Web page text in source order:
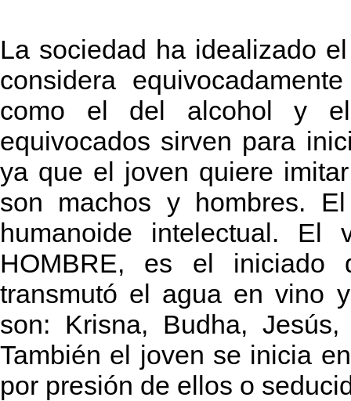
La sociedad ha idealizado
considera
como el del alcohol y
equivocados sirven para
ya que el joven quiere
son machos y hombres.
humanoide intelectual. El
HOMBRE, es el iniciado
transmutó el agua en vino
son: Krisna, Budha,
También el joven se inicia
por presión de ellos o